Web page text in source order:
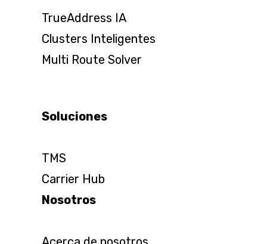
TrueAddress IA
Clusters Inteligentes
Multi Route Solver
Soluciones
TMS
Carrier Hub
Nosotros